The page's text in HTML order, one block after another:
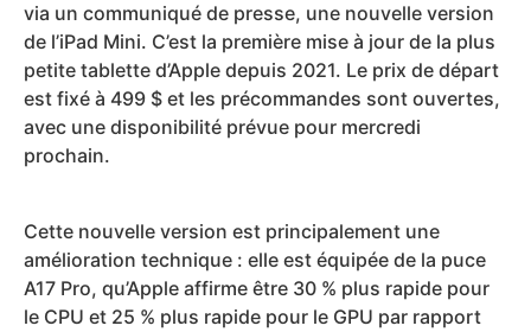
via un communiqué de presse, une nouvelle version
de l’iPad Mini. C’est la première mise à jour de la plus
petite tablette d’Apple depuis 2021. Le prix de départ
est fixé à 499 $ et les précommandes sont ouvertes,
avec une disponibilité prévue pour mercredi
prochain.
Cette nouvelle version est principalement une
amélioration technique : elle est équipée de la puce
A17 Pro, qu’Apple affirme être 30 % plus rapide pour
le CPU et 25 % plus rapide pour le GPU par rapport